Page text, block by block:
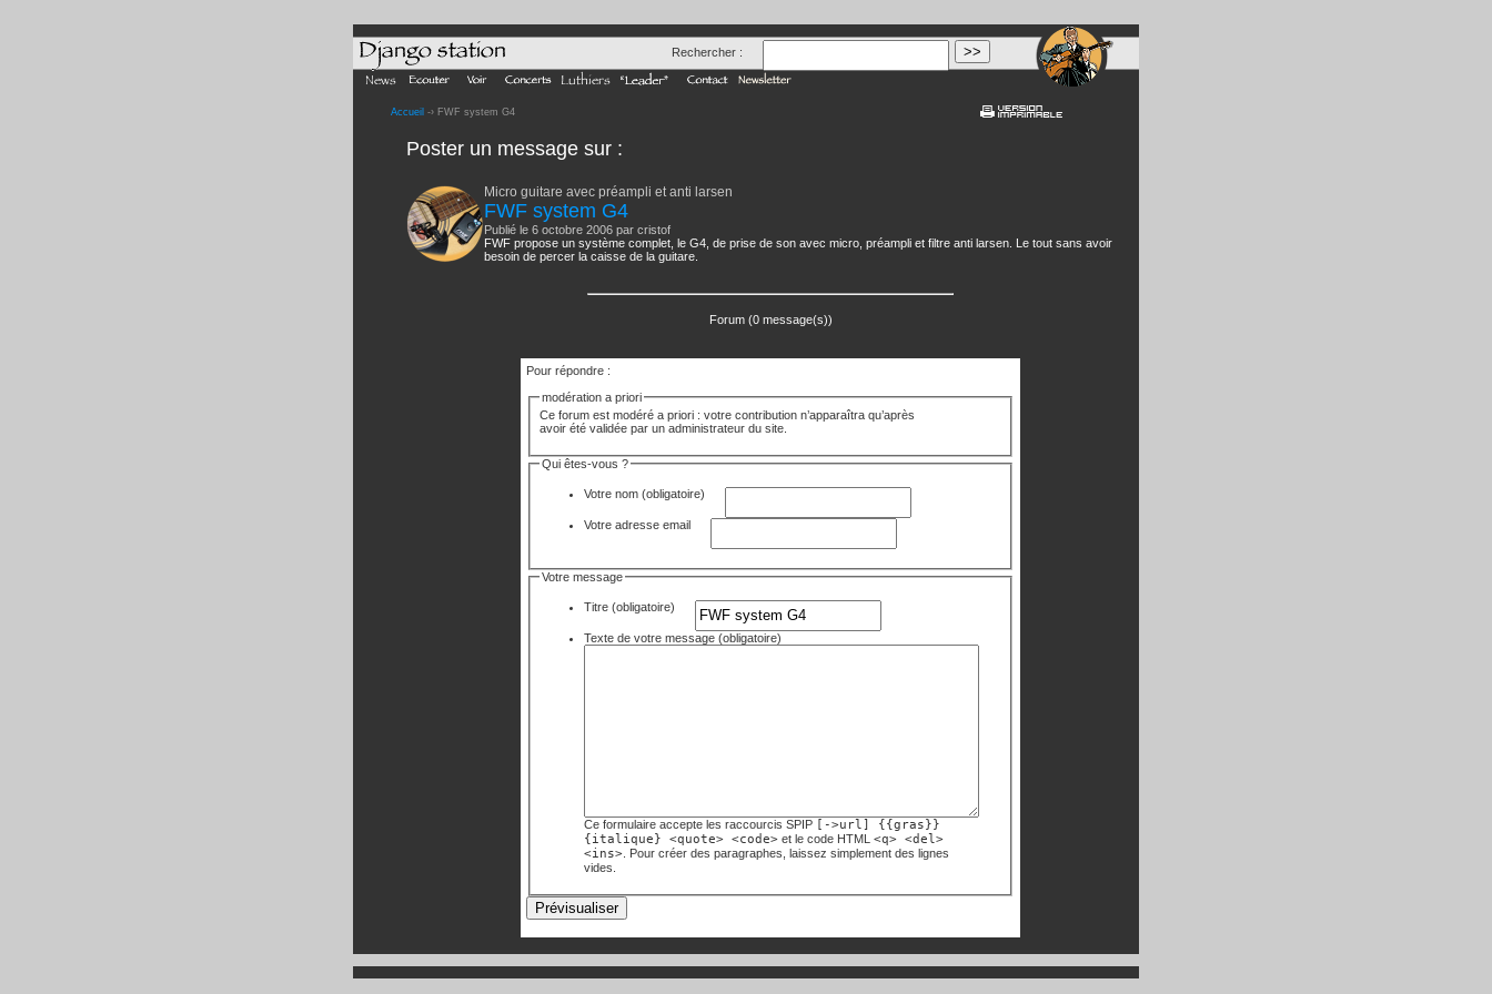
Rechercher :
Accueil -› FWF system G4
Poster un message sur :
Micro guitare avec préampli et anti larsen
FWF system G4
Publié le 6 octobre 2006 par cristof
FWF propose un système complet, le G4, de prise de son avec micro, préampli et filtre anti larsen. Le tout sans avoir
besoin de percer la caisse de la guitare.
Forum (0 message(s))
Pour répondre :
modération a priori
Ce forum est modéré a priori : votre contribution n’apparaîtra qu’après
avoir été validée par un administrateur du site.
Qui êtes-vous ?
Votre nom (obligatoire)
Votre adresse email
Votre message
Titre (obligatoire)
Texte de votre message (obligatoire)
Ce formulaire accepte les raccourcis SPIP
[->url] {{gras}}
{italique} <quote> <code> et le code HTML<q> <del>
<ins> . Pour créer des paragraphes, laissez simplement des lignes
vides.